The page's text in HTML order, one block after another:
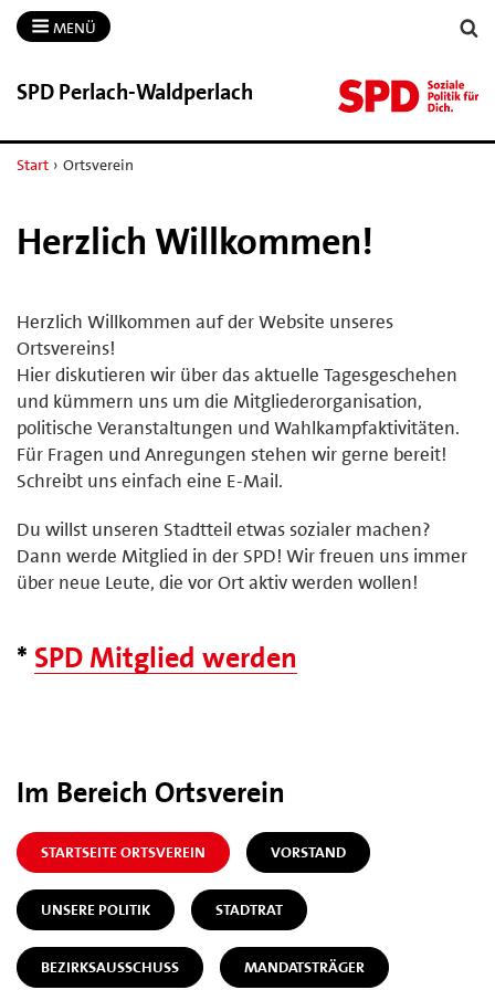
MENÜ
SPD Perlach-​Waldperlach
Start › Ortsverein
Herzlich Willkommen!
Herzlich Willkommen auf der Website unseres
Ortsvereins!
Hier diskutieren wir über das aktuelle Tagesgeschehen
und kümmern uns um die Mitgliederorganisation,
politische Veranstaltungen und Wahlkampfaktivitäten.
Für Fragen und Anregungen stehen wir gerne bereit!
Schreibt uns einfach eine E-Mail.
Du willst unseren Stadtteil etwas sozialer machen?
Dann werde Mitglied in der SPD! Wir freuen uns immer
über neue Leute, die vor Ort aktiv werden wollen!
* SPD Mitglied werden
Im Bereich Ortsverein
STARTSEITE ORTSVEREIN VORSTAND
UNSERE POLITIK STADTRAT
BEZIRKSAUSSCHUSS MANDATSTRÄGER